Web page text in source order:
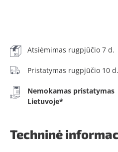
Atsiėmimas rugpjūčio 7 d.
Pristatymas rugpjūčio 10 d.
Nemokamas pristatymas
Lietuvoje*
Techninė